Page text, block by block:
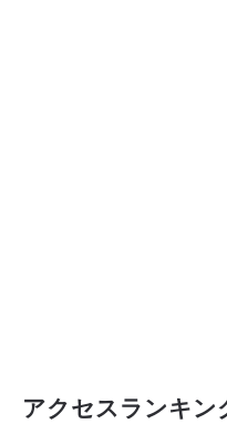
アクセスランキン